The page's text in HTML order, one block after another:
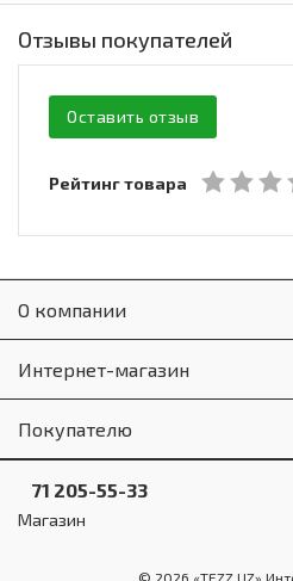
Отзывы покупателей
Оставить отзыв
Рейтинг товара
О компании
Интернет-магазин
Покупателю
71 205-55-33
Магазин
© 2026 «TEZZ.UZ»